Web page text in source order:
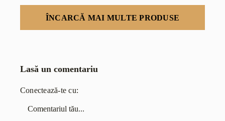
ÎNCARCĂ MAI MULTE PRODUSE
Lasă un comentariu
Conectează-te cu:
Comentariu